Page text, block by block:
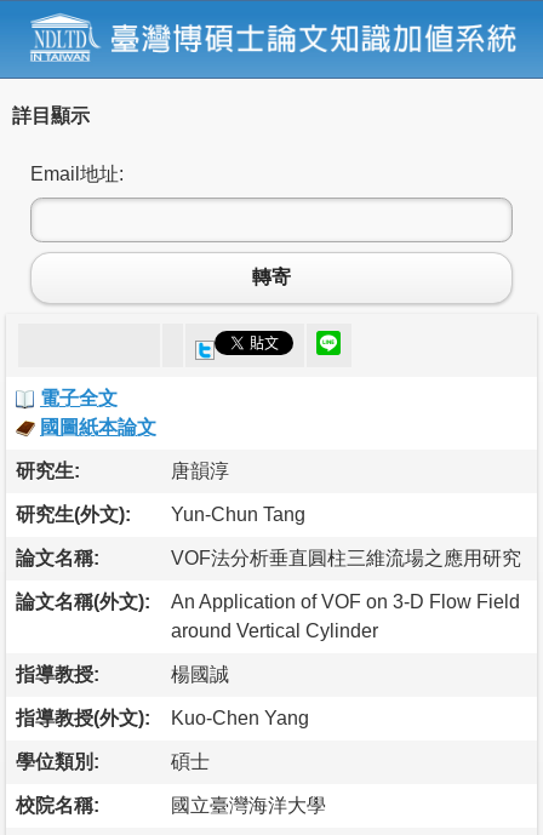
詳目顯示
Email地址:
轉寄
電子全文
國圖紙本論文
研究生: 唐韻淳
研究生(外文): Yun-Chun Tang
論文名稱: VOF法分析垂直圓柱三維流場之應用研究
論文名稱(外文):
An Application of VOF on 3-D Flow Field
around Vertical Cylinder
指導教授: 楊國誠
指導教授(外文): Kuo-Chen Yang
學位類別: 碩士
校院名稱: 國立臺灣海洋大學